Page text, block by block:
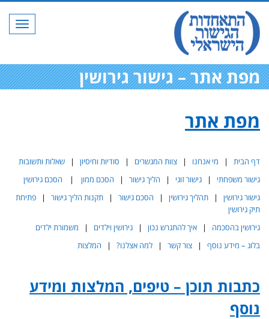
תפריט
מפת אתר – גישור גירושין
מפת אתר
דף הבית | מי אנחנו | צוות המגשרים | סודיות וחיסיון | שאלות ותשובות
גישור משפחתי | גישור זוגי | הליך גישור | הסכם ממון | הסכם גירושין
גישור גירושין | תהליך גירושין | הסכם גישור | תקנות הליך גישור | פתיחת
תיק גירושין
גירושין בהסכמה | איך להתגרש נכון | גירושין וילדים | משמורת ילדים
בלוג – מידע נוסף | צור קשר | למה אצלנו? | המלצות
כתבות תוכן – טיפים, המלצות ומידע
נוסף